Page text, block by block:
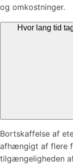
og omkostninger.
Hvor lang tid
Bortskaffelse af
afhængigt af flere
tilgængeligheden